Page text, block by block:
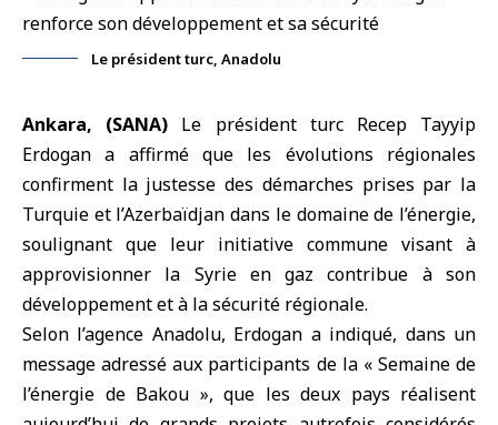
Le président turc, Anadolu
Ankara, (SANA) Le président turc Recep Tayyip
Erdogan a affirmé que les évolutions régionales
confirment la justesse des démarches prises par la
Turquie et l’Azerbaïdjan dans le domaine de l’énergie,
soulignant que leur initiative commune visant à
approvisionner la Syrie en gaz contribue à son
développement et à la sécurité régionale.
Selon l’agence Anadolu, Erdogan a indiqué, dans un
message adressé aux participants de la « Semaine de
l’énergie de Bakou », que les deux pays réalisent